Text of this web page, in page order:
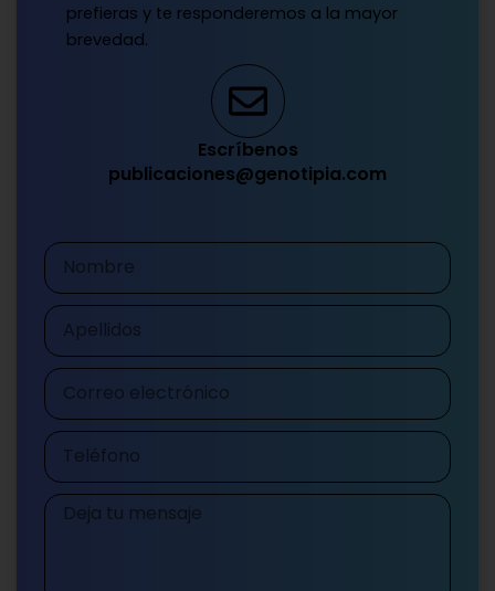
prefieras y te responderemos a la mayor
brevedad.
Escríbenos
publicaciones@genotipia.com
Nombre
Apellidos
Correo
electrónico
Teléfono
Mensaje